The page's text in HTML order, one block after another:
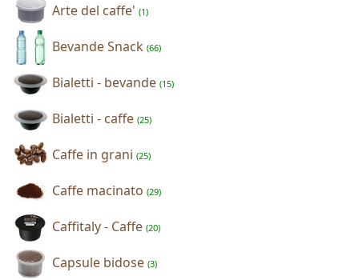
Arte del caffe' (1)
Bevande Snack (66)
Bialetti - bevande (15)
Bialetti - caffe (25)
Caffe in grani (25)
Caffe macinato (29)
Caffitaly - Caffe (20)
Capsule bidose (3)